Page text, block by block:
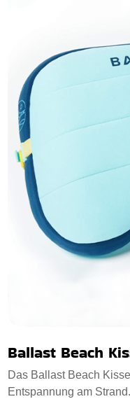
Ballast Beach
Das Ballast Beach
Entspannung am